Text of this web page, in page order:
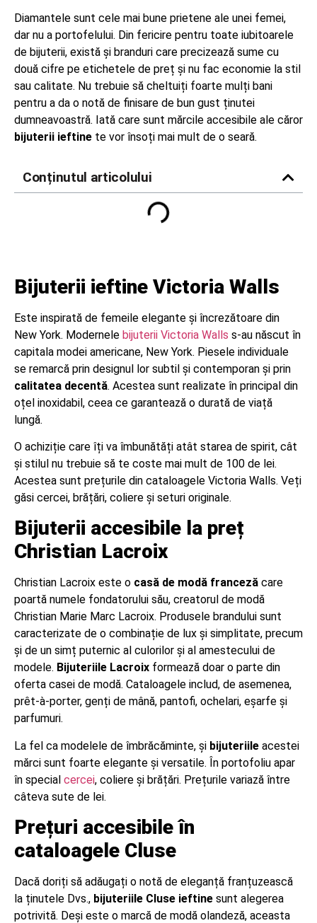
Diamantele sunt cele mai bune prietene ale unei femei,
dar nu a portofelului. Din fericire pentru toate iubitoarele
de bijuterii, există și branduri care precizează sume cu
două cifre pe etichetele de preț și nu fac economie la stil
sau calitate. Nu trebuie să cheltuiți foarte mulți bani
pentru a da o notă de finisare de bun gust ținutei
dumneavoastră. Iată care sunt mărcile accesibile ale căror
bijuterii ieftine te vor însoți mai mult de o seară.
Conținutul articolului
Bijuterii ieftine Victoria Walls
Este inspirată de femeile elegante și încrezătoare din
New York. Modernele bijuterii Victoria Walls s-au născut în
capitala modei americane, New York. Piesele individuale
se remarcă prin designul lor subtil și contemporan și prin
calitatea decentă. Acestea sunt realizate în principal din
oțel inoxidabil, ceea ce garantează o durată de viață
lungă.
O achiziție care îți va îmbunătăți atât starea de spirit, cât
și stilul nu trebuie să te coste mai mult de 100 de lei.
Acestea sunt prețurile din cataloagele Victoria Walls. Veți
găsi cercei, brățări, coliere și seturi originale.
Bijuterii accesibile la preț
Christian Lacroix
Christian Lacroix este o casă de modă franceză care
poartă numele fondatorului său, creatorul de modă
Christian Marie Marc Lacroix. Produsele brandului sunt
caracterizate de o combinație de lux și simplitate, precum
și de un simț puternic al culorilor și al amestecului de
modele. Bijuteriile Lacroix formează doar o parte din
oferta casei de modă. Cataloagele includ, de asemenea,
prêt-à-porter, genți de mână, pantofi, ochelari, eșarfe și
parfumuri.
La fel ca modelele de îmbrăcăminte, și bijuteriile acestei
mărci sunt foarte elegante și versatile. În portofoliu apar
în special cercei, coliere și brățări. Prețurile variază între
câteva sute de lei.
Prețuri accesibile în
cataloagele Cluse
Dacă doriți să adăugați o notă de eleganță franțuzească
la ținutele Dvs., bijuteriile Cluse ieftine sunt alegerea
potrivită. Deși este o marcă de modă olandeză, aceasta